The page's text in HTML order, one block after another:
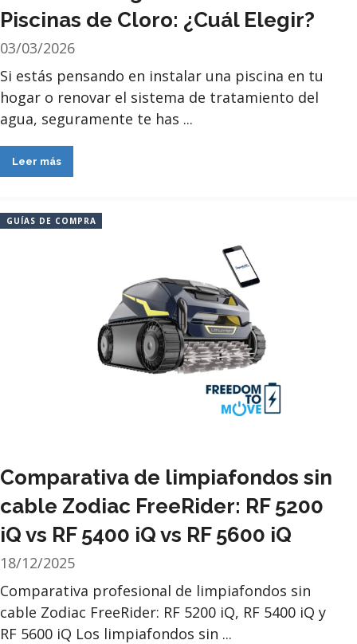
Piscinas de Cloro: ¿Cuál Elegir?
03/03/2026
Si estás pensando en instalar una piscina en tu
hogar o renovar el sistema de tratamiento del
agua, seguramente te has ...
Leer más
GUÍAS DE COMPRA
Comparativa de limpiafondos sin
cable Zodiac FreeRider: RF 5200
iQ vs RF 5400 iQ vs RF 5600 iQ
18/12/2025
Comparativa profesional de limpiafondos sin
cable Zodiac FreeRider: RF 5200 iQ, RF 5400 iQ y
RF 5600 iQ Los limpiafondos sin ...